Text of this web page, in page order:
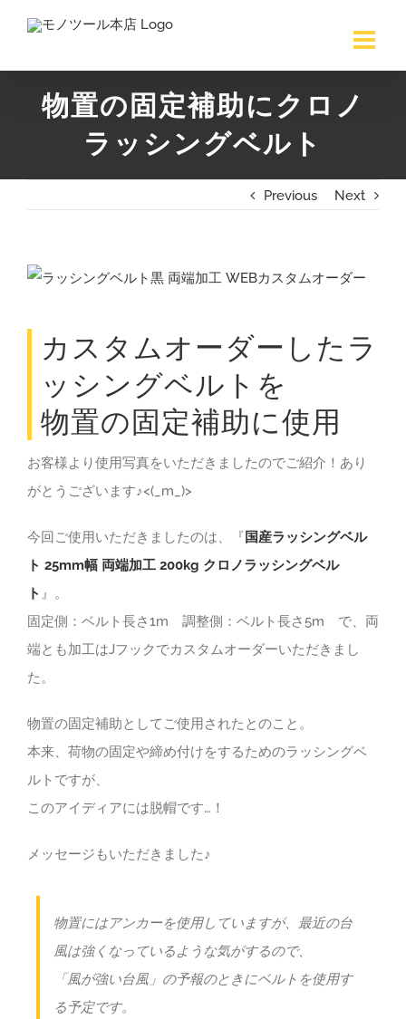
content
物置の固定補助にクロノ
ラッシングベルト
Previous Next
View
Imageカスタムオーダーしたラ
ッシングベルトを
物置の固定補助に使用
お客様より使用写真をいただきましたのでご紹介！あり
がとうございます♪<(_m_)>
今回ご使用いただきましたのは、『国産ラッシングベル
ト 25mm幅 両端加工 200kg クロノラッシングベル
ト 』。
固定側：ベルト長さ1m 調整側：ベルト長さ5m で、両
端とも加工はJフックでカスタムオーダーいただきまし
た。
物置の固定補助としてご使用されたとのこと。
本来、荷物の固定や締め付けをするためのラッシングベ
ルトですが、
このアイディアには脱帽です…！
メッセージもいただきました♪
物置にはアンカーを使用していますが、最近の台
風は強くなっているような気がするので、
「風が強い台風」の予報のときにベルトを使用す
る予定です。